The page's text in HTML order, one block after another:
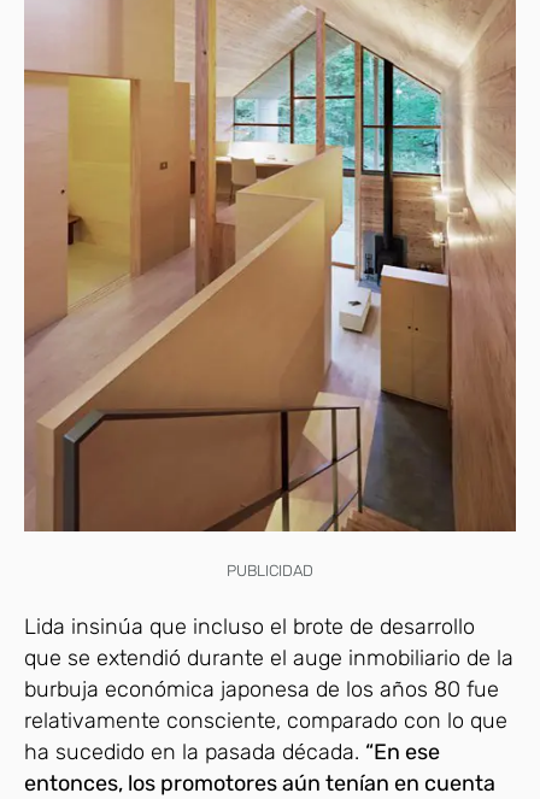
PUBLICIDAD
Lida insinúa que incluso el brote de desarrollo
que se extendió durante el auge inmobiliario de la
burbuja económica japonesa de los años 80 fue
relativamente consciente, comparado con lo que
ha sucedido en la pasada década. “En ese
entonces, los promotores aún tenían en cuenta